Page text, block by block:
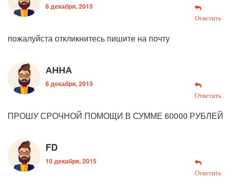
6 декабря, 2015
Ответить
пожалуйста откликнитесь пишите на почту
АННА
6 декабря, 2015
Ответить
ПРОШУ СРОЧНОЙ ПОМОЩИ В СУММЕ 60000 РУБЛЕЙ
FD
10 декабря, 2015
Ответить